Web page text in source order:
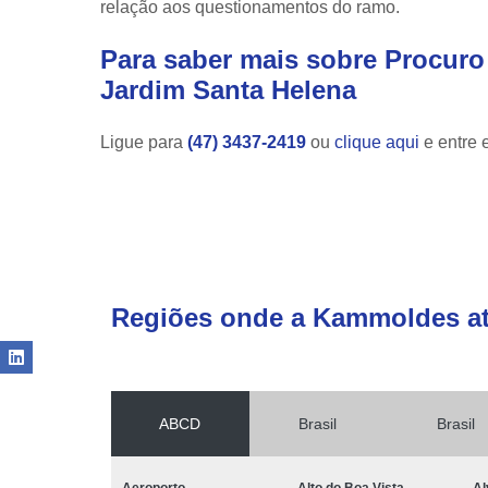
relação aos questionamentos do ramo.
Para saber mais sobre
Jardim Santa Helena
Ligue para (47) 3437-2419 ou clique aqui e entre
Regiões onde a Kammoldes
ABCD Brasil Brasil